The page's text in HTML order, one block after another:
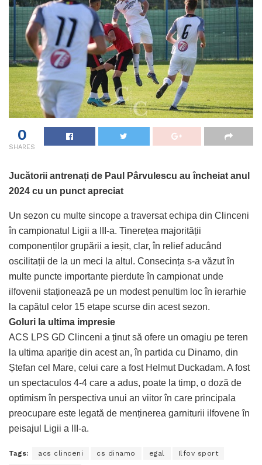
0
SHARES
Jucătorii antrenați de Paul Pârvulescu au încheiat anul
2024 cu un punct apreciat
Un sezon cu multe sincope a traversat echipa din Clinceni
în campionatul Ligii a III-a. Tinerețea majorității
componenților grupării a ieșit, clar, în relief aducând
oscilitații de la un meci la altul. Consecința s-a văzut în
multe puncte importante pierdute în campionat unde
ilfovenii staționează pe un modest penultim loc în ierarhie
la capătul celor 15 etape scurse din acest sezon.
Goluri la ultima impresie
ACS LPS GD Clinceni a ținut să ofere un omagiu pe teren
la ultima apariție din acest an, în partida cu Dinamo, din
Ștefan cel Mare, celui care a fost Helmut Duckadam. A fost
un spectaculos 4-4 care a adus, poate la timp, o doză de
optimism în perspectiva unui an viitor în care principala
preocupare este legată de menținerea garniturii ilfovene în
peisajul Ligii a III-a.
Tags: acs clinceni cs dinamo egal Ilfov sport